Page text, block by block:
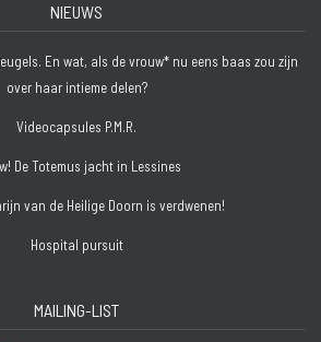
NIEUWS
En wat, als de vrouw* nu eens baas zou zijn
over haar intieme delen?
Videocapsules P.M.R.
De Totemus jacht in Lessines
van de Heilige Doorn is verdwenen!
Hospital pursuit
MAILING-LIST